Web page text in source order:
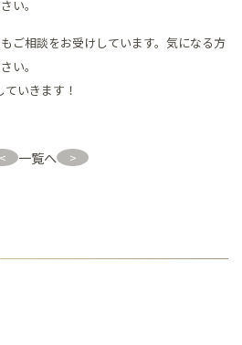
い。
ご相談をお受けしています。気になる方
い。
いきます！
< 一覧へ >